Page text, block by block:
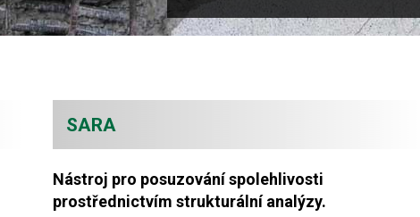
SARA
Nástroj pro posuzování spolehlivosti
prostřednictvím strukturální analýzy.